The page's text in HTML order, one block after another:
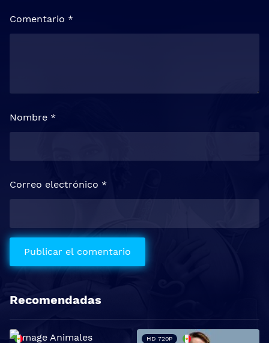
Comentario *
Nombre *
Correo electrónico *
Recomendadas
HD 720P